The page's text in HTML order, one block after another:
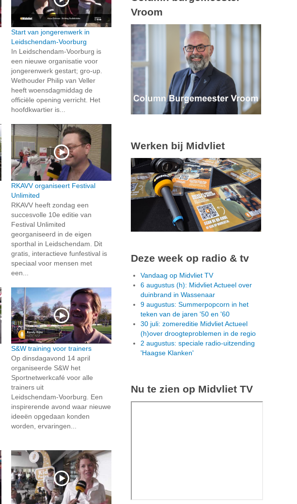
Start van jongerenwerk in
Leidschendam-Voorburg
In Leidschendam-Voorburg is
een nieuwe organisatie voor
jongerenwerk gestart; gro-up.
Wethouder Philip van Veller
heeft woensdagmiddag de
officiële opening verricht. Het
hoofdkwartier is...
RKAVV organiseert Festival
Unlimited
RKAVV heeft zondag een
succesvolle 10e editie van
Festival Unlimited
georganiseerd in de eigen
sporthal in Leidschendam. Dit
gratis, interactieve funfestival is
speciaal voor mensen met
een...
S&W training voor trainers
Op dinsdagavond 14 april
organiseerde S&W het
Sportnetwerkcafé voor alle
trainers uit
Leidschendam‑Voorburg. Een
inspirerende avond waar nieuwe
ideeën opgedaan konden
worden, ervaringen...
Vroom
Werken bij Midvliet
Deze week op radio & tv
Vandaag op Midvliet TV
6 augustus (h): Midvliet Actueel over
duinbrand in Wassenaar
9 augustus: Summerpopcorn in het
teken van de jaren '50 en '60
30 juli: zomereditie Midvliet Actueel
(h)over droogteproblemen in de regio
2 augustus: speciale radio-uitzending
'Haagse Klanken'
Nu te zien op Midvliet TV